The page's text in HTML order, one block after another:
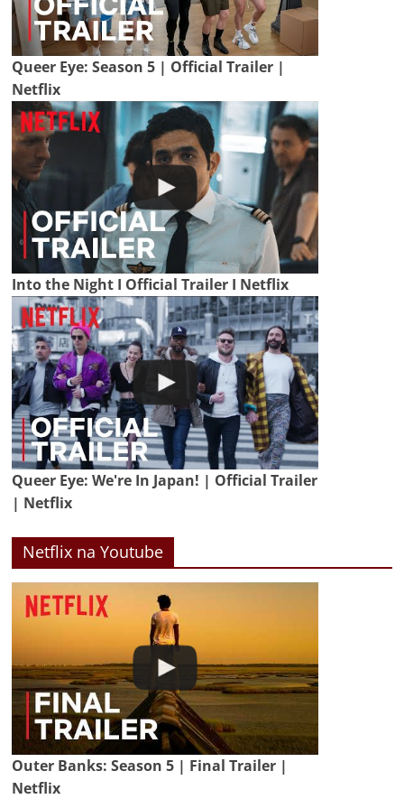
Queer Eye: Season 5 | Official Trailer |
Netflix
Into the Night I Official Trailer I Netflix
Queer Eye: We're In Japan! | Official Trailer
| Netflix
Netflix na Youtube
Outer Banks: Season 5 | Final Trailer |
Netflix